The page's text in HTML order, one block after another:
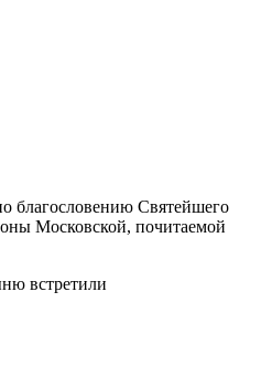
благословению Святейшего
Московской, почитаемой
встретили